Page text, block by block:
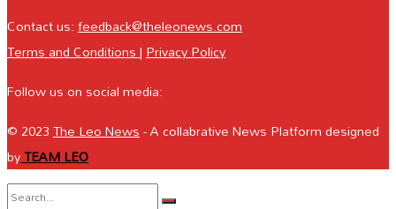
Contact us:feedback@theleonews.com
Terms and Conditions|Privacy Policy
Follow us on social media:
© 2023The Leo News- A collabrative News Platform designed
byTEAM LEO